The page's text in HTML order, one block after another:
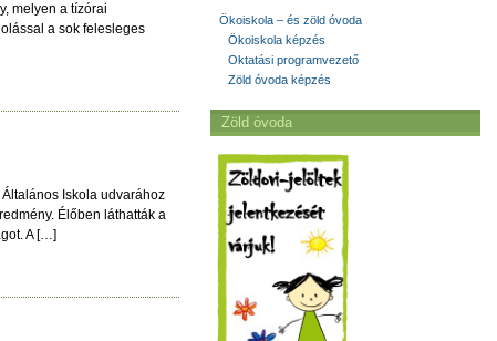
melyen a tízórai
a sok felesleges
Iskola udvarához
Élőben láthatták a
A […]
Ökoiskola – és zöld óvoda
Ökoiskola képzés
Oktatási programvezető
Zöld óvoda képzés
Zöld óvoda